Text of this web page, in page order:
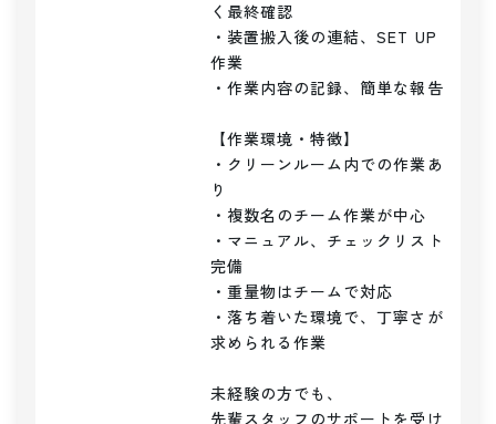
く最終確認
・装置搬入後の連結、SET UP
作業
・作業内容の記録、簡単な報告
【作業環境・特徴】
・クリーンルーム内での作業あ
り
・複数名のチーム作業が中心
・マニュアル、チェックリスト
完備
・重量物はチームで対応
・落ち着いた環境で、丁寧さが
求められる作業
未経験の方でも、
先輩スタッフのサポートを受け